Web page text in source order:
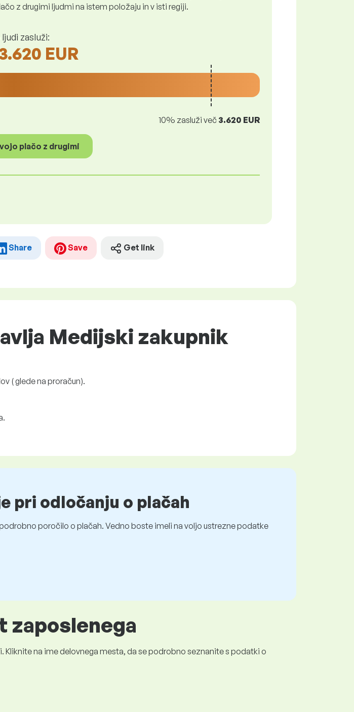
z drugimi ljudmi na istem položaju in v isti regiji.
zasluži:
EUR
10% zasluži več 3.620 EUR
plačo z drugimi
Share Save Get link
Medijski zakupnik
( glede na proračun).
pri odločanju o plačah
poročilo o plačah. Vedno boste imeli na voljo ustrezne podatke
zaposlenega
na ime delovnega mesta, da se podrobno seznanite s podatki o